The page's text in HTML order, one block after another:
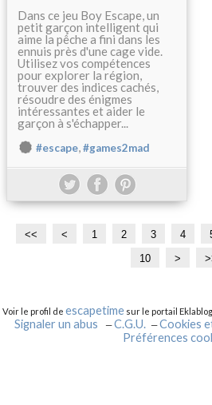
Dans ce jeu Boy Escape, un
petit garçon intelligent qui
aime la pêche a fini dans les
ennuis près d'une cage vide.
Utilisez vos compétences
pour explorer la région,
trouver des indices cachés,
résoudre des énigmes
intéressantes et aider le
garçon à s'échapper...
#escape,#games2mad
<< < 1 2 3 4
10
2
3
>
Voir le profil de escapetimesur le portail Eklablog
Signaler un abus
C.G.U.
Cookies
Préférences